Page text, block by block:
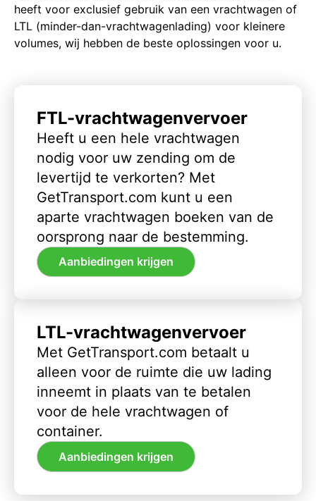
heeft voor exclusief gebruik van een vrachtwagen of
LTL (minder-dan-vrachtwagenlading) voor kleinere
volumes, wij hebben de beste oplossingen voor u.
FTL-vrachtwagenvervoer
Heeft u een hele vrachtwagen
nodig voor uw zending om de
levertijd te verkorten? Met
GetTransport.com kunt u een
aparte vrachtwagen boeken van de
oorsprong naar de bestemming.
Aanbiedingen krijgen
LTL-vrachtwagenvervoer
Met GetTransport.com betaalt u
alleen voor de ruimte die uw lading
inneemt in plaats van te betalen
voor de hele vrachtwagen of
container.
Aanbiedingen krijgen